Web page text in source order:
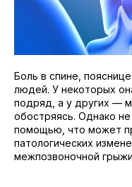
Боль в спине,
людей. У некоторых
подряд, а у других —
обостряясь. Однако
помощью, что может
патологических
межпозвоночной